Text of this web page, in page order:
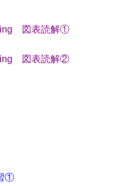
図表読解①
図表読解②
①